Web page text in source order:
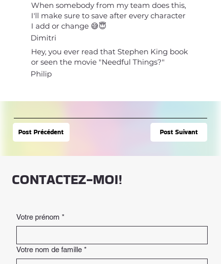
Post Précédent Post Suivant
When somebody from my team does this,
I'll make sure to save after every character
I add or change 😅😇
Dimitri
Hey, you ever read that Stephen King book
or seen the movie "Needful Things?"
Philip
CONTACTEZ-MOI!
Votre prénom *
Votre nom de famille *